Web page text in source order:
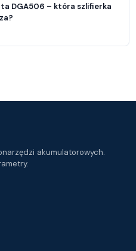
DGA506 – która szlifierka
akumulatorowych.